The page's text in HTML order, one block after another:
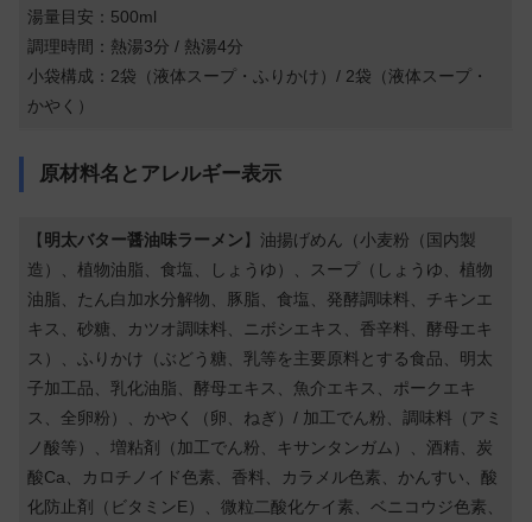
湯量目安：500ml
調理時間：熱湯3分 / 熱湯4分
小袋構成：2袋（液体スープ・ふりかけ）/ 2袋（液体スープ・
かやく）
原材料名とアレルギー表示
【明太バター醤油味ラーメン】油揚げめん（小麦粉（国内製
造）、植物油脂、食塩、しょうゆ）、スープ（しょうゆ、植物
油脂、たん白加水分解物、豚脂、食塩、発酵調味料、チキンエ
キス、砂糖、カツオ調味料、ニボシエキス、香辛料、酵母エキ
ス）、ふりかけ（ぶどう糖、乳等を主要原料とする食品、明太
子加工品、乳化油脂、酵母エキス、魚介エキス、ポークエキ
ス、全卵粉）、かやく（卵、ねぎ）/ 加工でん粉、調味料（アミ
ノ酸等）、増粘剤（加工でん粉、キサンタンガム）、酒精、炭
酸Ca、カロチノイド色素、香料、カラメル色素、かんすい、酸
化防止剤（ビタミンE）、微粒二酸化ケイ素、ベニコウジ色素、